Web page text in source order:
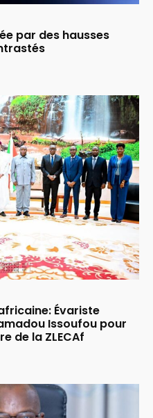
par des hausses
Évariste
Issoufou pour
de la ZLECAf